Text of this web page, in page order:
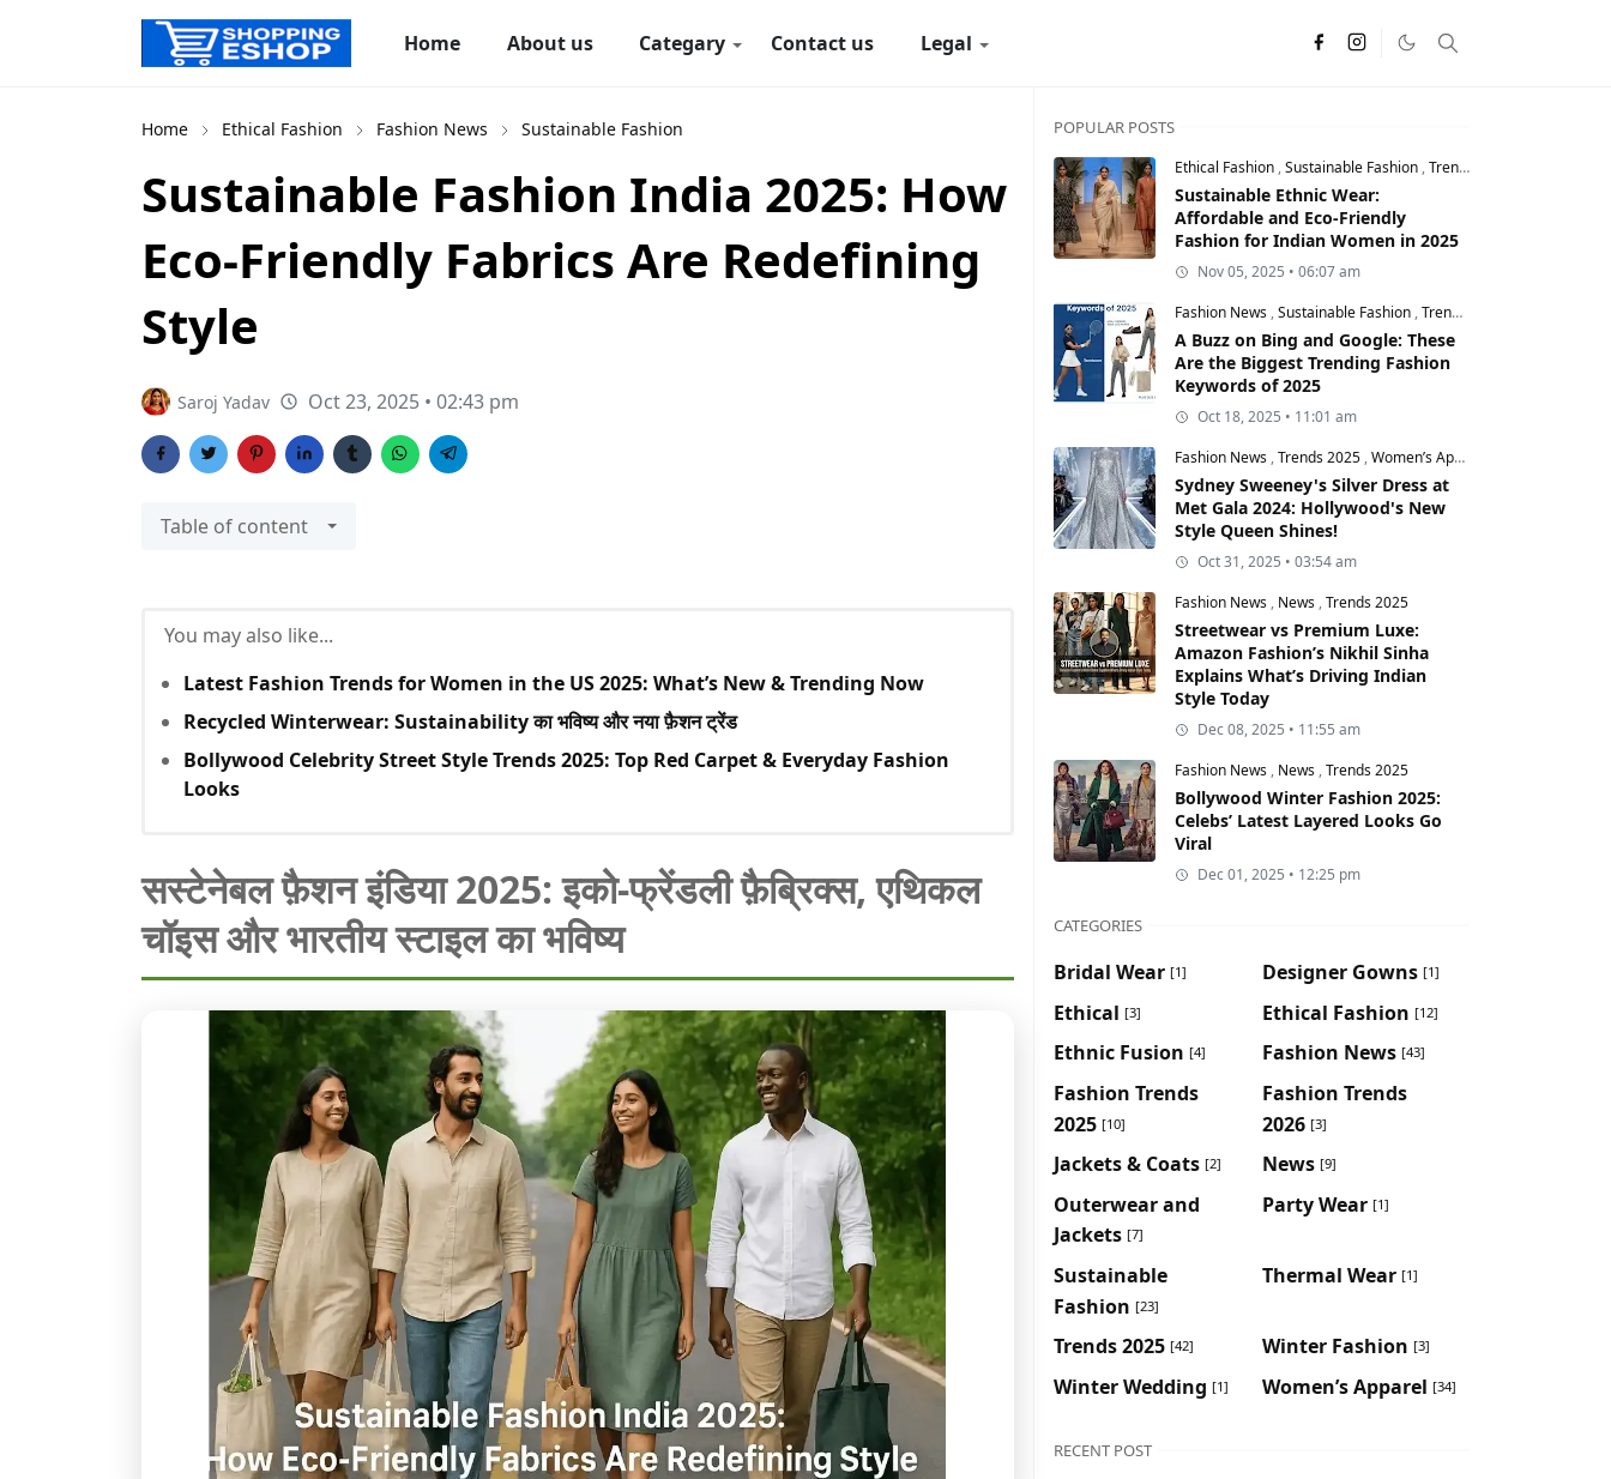
Home About us Categary Contact us Legal
Home Ethical Fashion Fashion News Sustainable Fashion
Sustainable Fashion India 2025: How
Eco-Friendly Fabrics Are Redefining
Style
Saroj Yadav Oct 23, 2025 • 02:43 pm
Table of content
You may also like...
Latest Fashion Trends for Women in the US 2025: What’s New & Trending Now
Recycled Winterwear: Sustainability का भविष्य और नया फ़ैशन ट्रेंड
Bollywood Celebrity Street Style Trends 2025: Top Red Carpet & Everyday Fashion
Looks
सस्टेनेबल फ़ैशन इंडिया 2025: इको-फ्रेंडली फ़ैब्रिक्स, एथिकल
चॉइस और भारतीय स्टाइल का भविष्य
POPULAR POSTS
Ethical Fashion ,Sustainable Fashion ,Trends 2025
Sustainable Ethnic Wear:
Affordable and Eco-Friendly
Fashion for Indian Women in 2025
Nov 05, 2025 • 06:07 am
Fashion News ,Sustainable Fashion ,Trends 2025
A Buzz on Bing and Google: These
Are the Biggest Trending Fashion
Keywords of 2025
Oct 18, 2025 • 11:01 am
Fashion News ,Trends 2025 ,Women’s Apparel
Sydney Sweeney's Silver Dress at
Met Gala 2024: Hollywood's New
Style Queen Shines!
Oct 31, 2025 • 03:54 am
Fashion News , News ,Trends 2025
Streetwear vs Premium Luxe:
Amazon Fashion’s Nikhil Sinha
Explains What’s Driving Indian
Style Today
Dec 08, 2025 • 11:55 am
Fashion News , News ,Trends 2025
Bollywood Winter Fashion 2025:
Celebs’ Latest Layered Looks Go
Viral
Dec 01, 2025 • 12:25 pm
CATEGORIES
Bridal Wear [1] Designer Gowns [1]
Ethical [3] Ethical Fashion [12]
Ethnic Fusion [4] Fashion News [43]
Fashion Trends
2025 [10]
Fashion Trends
2026 [3]
Jackets & Coats [2] News [9]
Outerwear and
Jackets [7]
Party Wear [1]
Sustainable
Fashion [23]
Thermal Wear [1]
Trends 2025 [42] Winter Fashion [3]
Winter Wedding [1] Women’s Apparel [34]
RECENT POST